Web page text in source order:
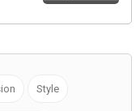
Style